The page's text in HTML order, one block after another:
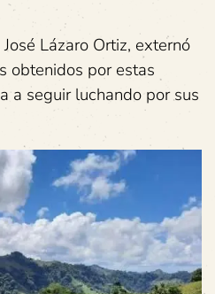
Lázaro Ortiz, externó
obtenidos por estas
a seguir luchando por sus